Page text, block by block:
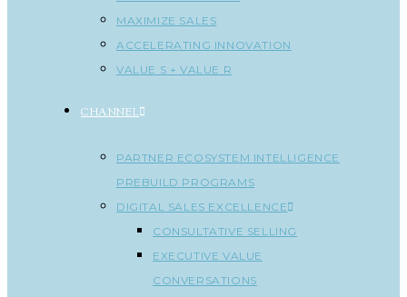
MAXIMIZE SALES
ACCELERATING INNOVATION
VALUE S + VALUE R
CHANNEL
PARTNER ECOSYSTEM INTELLIGENCE
PREBUILD PROGRAMS
DIGITAL SALES EXCELLENCE
CONSULTATIVE SELLING
EXECUTIVE VALUE
CONVERSATIONS